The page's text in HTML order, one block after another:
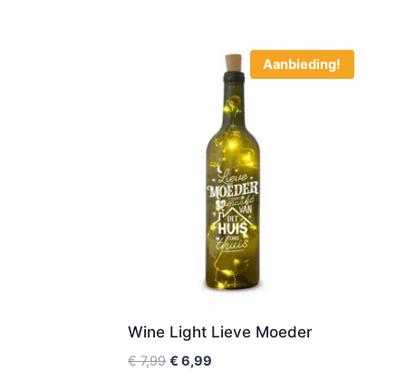
Aanbieding!
Wine Light Lieve Moeder
€7,99 € 6,99